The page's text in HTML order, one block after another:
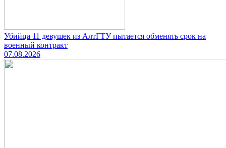
Убийца 11 девушек из АлтГТУ пытается обменять срок на
военный контракт
07.08.2026